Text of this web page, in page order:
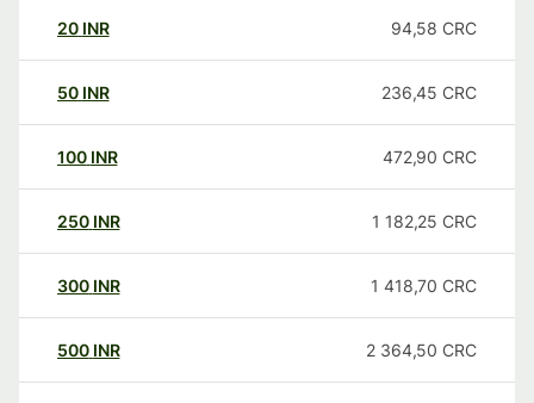
20 INR 94,58 CRC
50 INR 236,45 CRC
100 INR 472,90 CRC
250 INR 1 182,25 CRC
300 INR 1 418,70 CRC
500 INR 2 364,50 CRC